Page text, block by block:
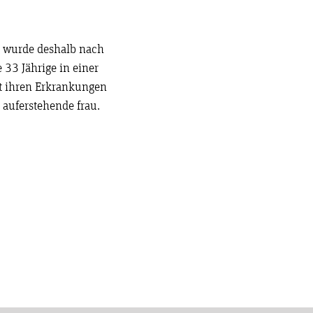
deshalb nach
33 Jährige in einer
ihren Erkrankungen
frau.